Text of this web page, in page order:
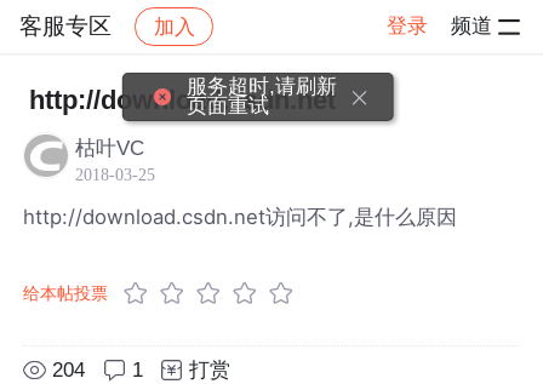
客服专区 加入 登录 频道
社区 客服专区 帖子详情
http://download.csdn.net
枯叶VC
2018-03-25
http://download.csdn.net访问不了,是什么原因
给本帖投票
204 1 打赏
服务超时,请刷新
页面重试